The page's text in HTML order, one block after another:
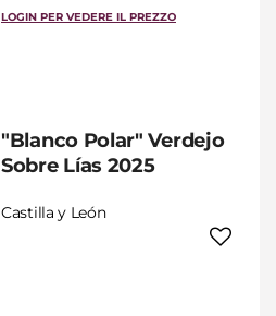
LOGIN PER VEDERE IL PREZZO
"Blanco Polar" Verdejo
Sobre Lías 2025
Castilla y León